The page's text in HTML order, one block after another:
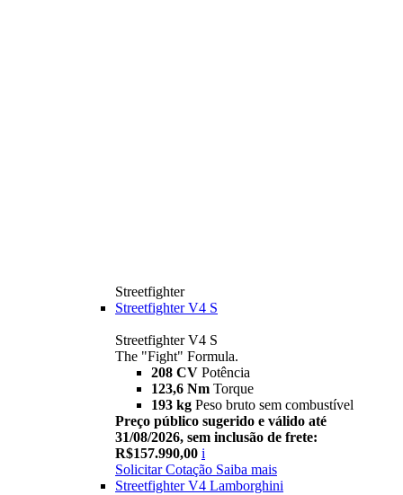
Streetfighter
Streetfighter V4 S
Streetfighter V4 S
The "Fight" Formula.
208 CV Potência
123,6 Nm Torque
193 kg Peso bruto sem combustível
Preço público sugerido e válido até
31/08/2026, sem inclusão de frete:
R$157.990,00 i
Solicitar Cotação Saiba mais
Streetfighter V4 Lamborghini